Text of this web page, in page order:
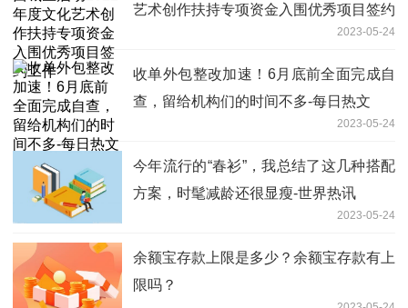
艺术创作扶持专项资金入围优秀项目签约
2023-05-24
收单外包整改加速！6月底前全面完成自
查，留给机构们的时间不多-每日热文
2023-05-24
今年流行的“春衫”，我总结了这几种搭配
方案，时髦减龄还很显瘦-世界热讯
2023-05-24
余额宝存款上限是多少？余额宝存款有上
限吗？